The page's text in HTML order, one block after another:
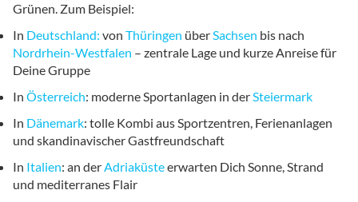
Grünen. Zum Beispiel:
In Deutschland: von Thüringen überSachsen bis nach
Nordrhein-Westfalen – zentrale Lage und kurze Anreise für
Deine Gruppe
In Österreich: moderne Sportanlagen in derSteiermark
In Dänemark: tolle Kombi aus Sportzentren, Ferienanlagen
und skandinavischer Gastfreundschaft
In Italien: an derAdriaküsteerwarten Dich Sonne, Strand
und mediterranes Flair